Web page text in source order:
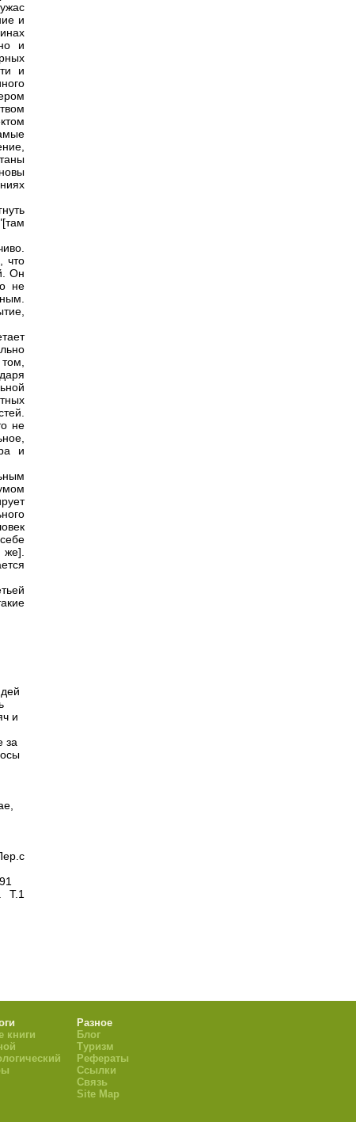
и
и
и
что
Он
не
не
и
и
за
Т.1
книги
Разное
Блог
Туризм
Рефераты
Ссылки
Связь
Site Map